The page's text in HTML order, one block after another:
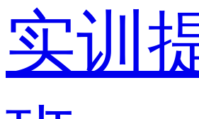
实训